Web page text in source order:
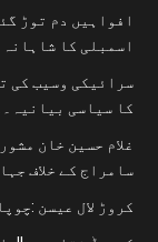
افواہیں دم توڑ
اسمبلی کا
سرائیکی وسیب کی
کا سیاسی
غلام حسین خان
سامراج کے خلاف
کروڑ لال عیسن